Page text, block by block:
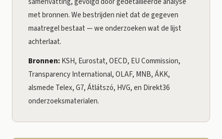
met bronnen. We bestrijden niet dat de gegeven
maatregel bestaat — we onderzoeken wat de lijst
achterlaat.
Bronnen:KSH, Eurostat, OECD, EU Commission,
Transparency International, OLAF, MNB, ÁKK,
alsmede Telex, G7, Átlátszó, HVG, en Direkt36
onderzoeksmaterialen.